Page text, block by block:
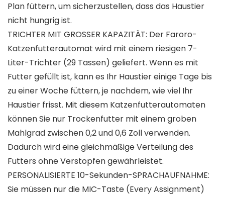
Plan füttern, um sicherzustellen, dass das Haustier
nicht hungrig ist.
TRICHTER MIT GROSSER KAPAZITÄT: Der Faroro-
Katzenfutterautomat wird mit einem riesigen 7-
Liter-Trichter (29 Tassen) geliefert. Wenn es mit
Futter gefüllt ist, kann es Ihr Haustier einige Tage bis
zu einer Woche füttern, je nachdem, wie viel Ihr
Haustier frisst. Mit diesem Katzenfutterautomaten
können Sie nur Trockenfutter mit einem groben
Mahlgrad zwischen 0,2 und 0,6 Zoll verwenden.
Dadurch wird eine gleichmäßige Verteilung des
Futters ohne Verstopfen gewährleistet.
PERSONALISIERTE 10-Sekunden-SPRACHAUFNAHME:
Sie müssen nur die MIC-Taste (Every Assignment)